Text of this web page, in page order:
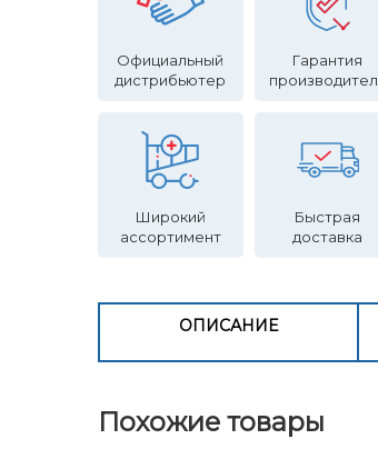
Официальный
дистрибьютер
Гарантия
Широкий
ассортимент
Быстрая
доставка
ОПИСАНИЕ
Похожие товары